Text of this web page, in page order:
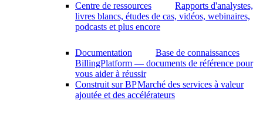
Centre de ressources
Rapports d'analystes,
livres blancs, études de cas, vidéos, webinaires,
podcasts et plus encore
Documentation
Base de connaissances
BillingPlatform — documents de référence pour
vous aider à réussir
Construit sur BPMarché des services à valeur
ajoutée et des accélérateurs